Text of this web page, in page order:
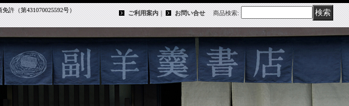
許（第431070025592号） ご利用案内｜ お問い合せ 商品検索: